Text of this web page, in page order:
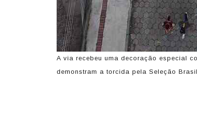
A via recebeu uma decoração especial
demonstram a torcida pela Seleção